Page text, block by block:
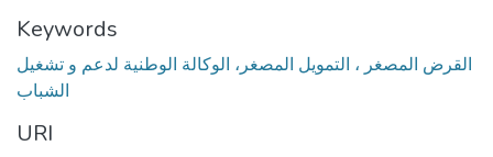
Keywords
القرض المصغر ، التمویل المصغر، الوكالة الوطنیة لدعم و تشغیل
الشباب
URI